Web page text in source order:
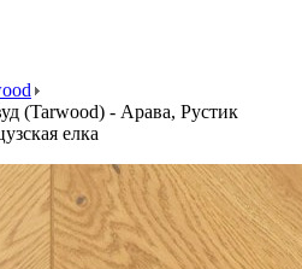
(Tarwood) - Арава, Рустик
елка